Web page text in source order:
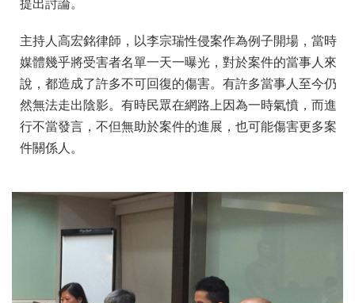
提出討論。
主持人高宏銘律師，以李宗瑞性侵案作為例子開場， 當時
媒體幾乎將受害者名單一天一曝光，對於案件的當事人來
說， 都造成了許多不可回復的傷害。 有許多當事人至今仍
然無法走出陰影。 有時民眾在網路上因為一時氣憤，而進
行不當發言， 不但無助於案件的進展，也可能傷害更多案
件關係人。